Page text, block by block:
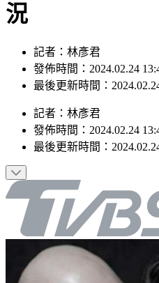
況
記者：林彥君
發佈時間：2024.02.24
最後更新時間：
記者 ： 林彥君
發佈時間： 2024.02.24
最後更新時間：